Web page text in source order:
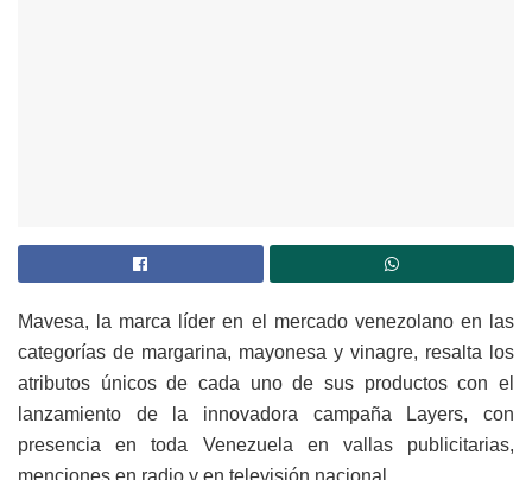
Mavesa, la marca líder en el mercado venezolano en las
categorías de margarina, mayonesa y vinagre, resalta los
atributos únicos de cada uno de sus productos con el
lanzamiento de la innovadora campaña Layers, con
presencia en toda Venezuela en vallas publicitarias,
menciones en radio y en televisión nacional.